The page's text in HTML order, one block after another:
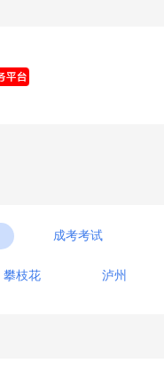
成考考试
攀枝花 泸州